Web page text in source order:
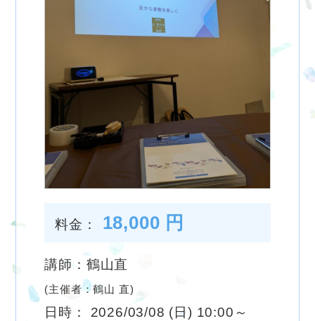
料金： 18,000 円
講師：鶴山直
(主催者：鶴山 直)
日時： 2026/03/08 (日) 10:00～